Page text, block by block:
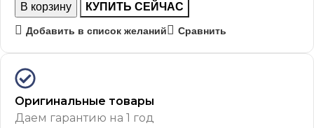
В корзину КУПИТЬ СЕЙЧАС
Добавить в список желаний Сравнить
Оригинальные товары
Даем гарантию на 1 год